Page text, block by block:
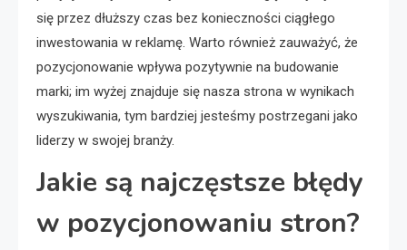
się przez dłuższy czas bez konieczności ciągłego
inwestowania w reklamę. Warto również zauważyć, że
pozycjonowanie wpływa pozytywnie na budowanie
marki; im wyżej znajduje się nasza strona w wynikach
wyszukiwania, tym bardziej jesteśmy postrzegani jako
liderzy w swojej branży.
Jakie są najczęstsze błędy
w pozycjonowaniu stron?